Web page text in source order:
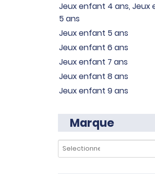
Jeux enfant 4 ans, Jeux
5 ans
Jeux enfant 5 ans
Jeux enfant 6 ans
Jeux enfant 7 ans
Jeux enfant 8 ans
Jeux enfant 9 ans
Marque